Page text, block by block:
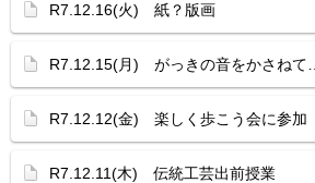
R7.12.16(火) 紙？版画
R7.12.15(月) がっきの音をかさねて…
R7.12.12(金) 楽しく歩こう会に参加
R7.12.11(木) 伝統工芸出前授業